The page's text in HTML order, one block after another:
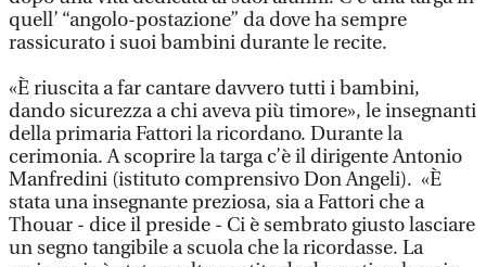
quell’ “angolo-postazione” da dove ha sempre
rassicurato i suoi bambini durante le recite.
«È riuscita a far cantare davvero tutti i bambini,
dando sicurezza a chi aveva più timore», le insegnanti
della primaria Fattori la ricordano. Durante la
cerimonia. A scoprire la targa c’è il dirigente Antonio
Manfredini (istituto comprensivo Don Angeli). «È
stata una insegnante preziosa, sia a Fattori che a
Thouar - dice il preside - Ci è sembrato giusto lasciare
un segno tangibile a scuola che la ricordasse. La